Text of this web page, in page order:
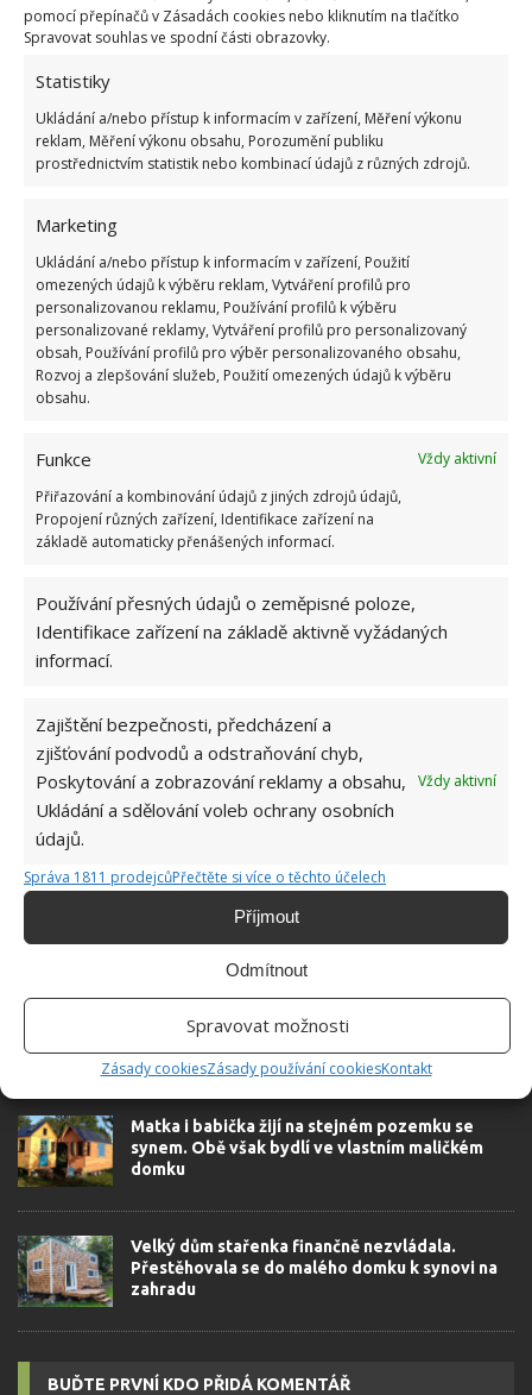
pomocí přepínačů v Zásadách cookies nebo kliknutím na tlačítko
Spravovat souhlas ve spodní části obrazovky.
Statistiky
Ukládání a/nebo přístup k informacím v zařízení, Měření výkonu
reklam, Měření výkonu obsahu, Porozumění publiku
prostřednictvím statistik nebo kombinací údajů z různých zdrojů.
Marketing
Ukládání a/nebo přístup k informacím v zařízení, Použití
omezených údajů k výběru reklam, Vytváření profilů pro
personalizovanou reklamu, Používání profilů k výběru
personalizované reklamy, Vytváření profilů pro personalizovaný
obsah, Používání profilů pro výběr personalizovaného obsahu,
Rozvoj a zlepšování služeb, Použití omezených údajů k výběru
obsahu.
Funkce
Vždy aktivní
Přiřazování a kombinování údajů z jiných zdrojů údajů,
Propojení různých zařízení, Identifikace zařízení na
základě automaticky přenášených informací.
Používání přesných údajů o zeměpisné poloze,
Identifikace zařízení na základě aktivně vyžádaných
informací.
Zajištění bezpečnosti, předcházení a
zjišťování podvodů a odstraňování chyb,
Poskytování a zobrazování reklamy a obsahu,
Ukládání a sdělování voleb ochrany osobních
údajů.
Vždy aktivní
Správa 1811 prodejcůPřečtěte si více o těchto účelech
Příjmout
Odmítnout
Spravovat možnosti
Zásady cookiesZásady používání cookiesKontakt
AUTOBUS SE SOLÁRNÍMI PANELY
Přidejte svůj názor
Hana Musilová
redaktorky ji tak nadchla, že se
rozhodla zůstat. Její v...
autorovi]
SOUVISEJÍCÍ ČLÁNKY
Při rekonstrukci starého domu je v podkroví
čekalo překvapení. Našli tam 2 skryté pokoje
Matka i babička žijí na stejném pozemku se
synem. Obě však bydlí ve vlastním maličkém
domku
Velký dům stařenka finančně nezvládala.
Přestěhovala se do malého domku k synovi na
zahradu
BUĎTE PRVNÍ KDO PŘIDÁ KOMENTÁŘ